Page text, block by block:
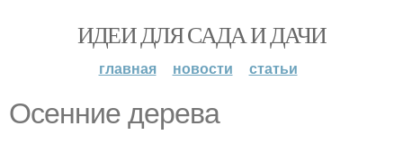
ИДЕИ ДЛЯ САДА И ДАЧИ
главная новости статьи
Осенние дерева